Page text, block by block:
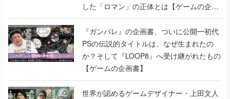
した「ロマン」の正体とは【ゲームの企画
書】
『ガンパレ』の企画書、ついに公開━初代
PSの伝説的タイトルは、なぜ生まれたの
か？そして『LOOP8』へ受け継がれたもの
【ゲームの企画書】
世界が認めるゲームデザイナー・上田文人